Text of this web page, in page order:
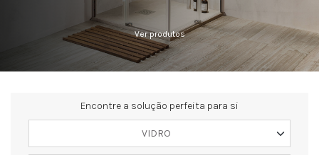
Ver produtos
Encontre a solução perfeita para si
VIDRO